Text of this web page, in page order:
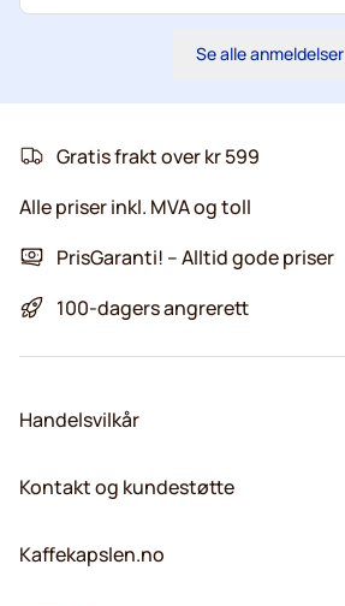
Se alle anmeldelser
Gratis frakt over kr 599
Alle priser inkl. MVA og toll
PrisGaranti! – Alltid gode priser
100-dagers angrerett
Handelsvilkår
Kontakt og kundestøtte
Kaffekapslen.no